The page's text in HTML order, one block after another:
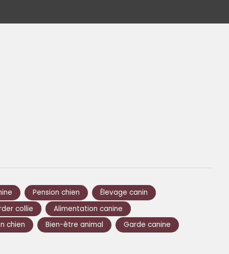
Pension chien
Élevage canin
collie
Alimentation canine
chien
Bien-être animal Garde canine